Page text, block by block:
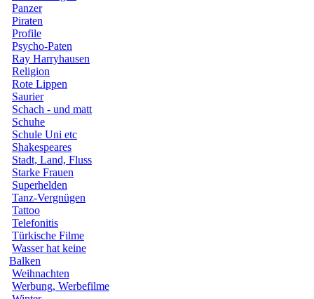
Panzer
Piraten
Profile
Psycho-Paten
Ray Harryhausen
Religion
Rote Lippen
Saurier
Schach - und matt
Schuhe
Schule Uni etc
Shakespeares
Stadt, Land, Fluss
Starke Frauen
Superhelden
Tanz-Vergnügen
Tattoo
Telefonitis
Türkische Filme
Wasser hat keine
Balken
Weihnachten
Werbung, Werbefilme